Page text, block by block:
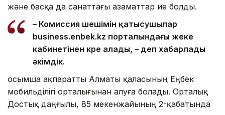
және басқа да санаттағы азаматтар ие болды.
– Комиссия шешімін қатысушылар
business.enbek.kz порталындағы жеке
кабинетінен көре алады, – деп хабарлады
әкімдік.
Қосымша ақпаратты Алматы қаласының Еңбек
мобильділігі орталығынан алуға болады. Орталық
Достық даңғылы, 85 мекенжайының 2-қабатында